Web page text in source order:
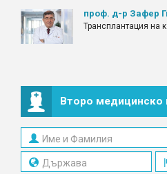
проф. д-р Зафер
Трансплантация на
Второ медицинско